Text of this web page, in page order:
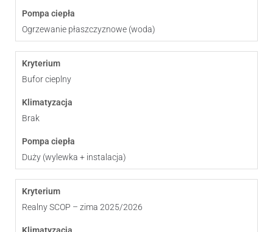
Ogrzewanie płaszczyznowe (woda)
Bufor cieplny
Brak
Duży (wylewka + instalacja)
Realny SCOP – zima 2025/2026